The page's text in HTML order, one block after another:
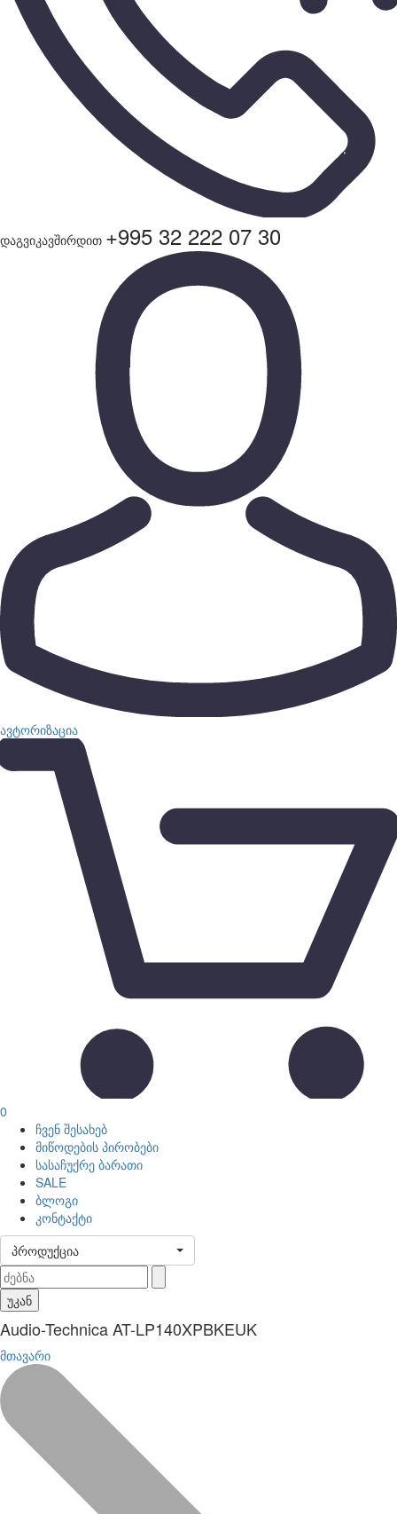
დაგვიკავშირდით +995 32 222 07 30
ავტორიზაცია
0
ჩვენ შესახებ
მიწოდების პირობები
სასაჩუქრე ბარათი
SALE
ბლოგი
კონტაქტი
პროდუქცია
უკან
Audio-Technica AT-LP140XPBKEUK
მთავარი